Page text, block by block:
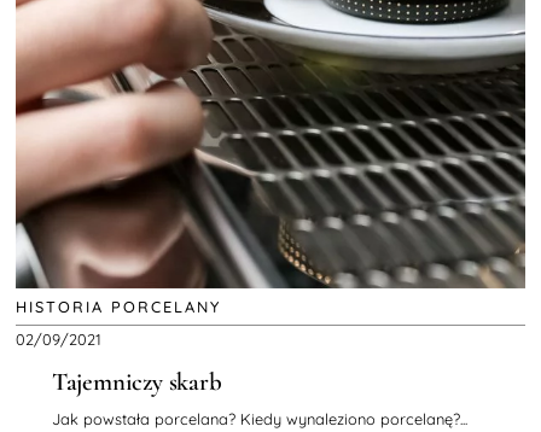
HISTORIA PORCELANY
02/09/2021
Tajemniczy skarb
Jak powstała porcelana? Kiedy wynaleziono porcelanę?...